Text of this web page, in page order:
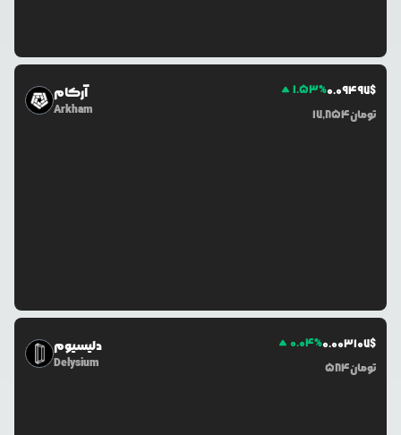
آرکام
Arkham
1.53%0.09497$
17,854تومان
دلیسیوم
Delysium
0.04%0.003107$
584تومان